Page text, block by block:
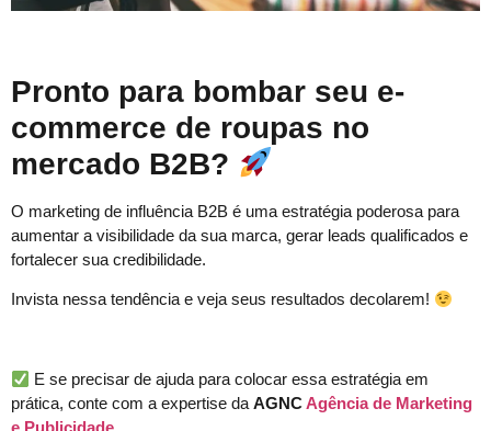
Pronto para bombar seu e-
commerce de roupas no
mercado B2B?
O marketing de influência B2B é uma estratégia poderosa para
aumentar a visibilidade da sua marca, gerar leads qualificados e
fortalecer sua credibilidade.
Invista nessa tendência e veja seus resultados decolarem!
E se precisar de ajuda para colocar essa estratégia em
prática, conte com a expertise da AGNCAgência de Marketing
e Publicidade